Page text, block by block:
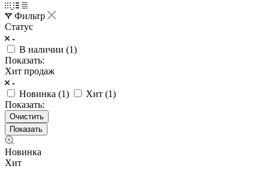
Фильтр
Статус
В наличии (1)
Показать:
Хит продаж
Новинка (1) Хит (1)
Показать:
Очистить
Новинка
Хит